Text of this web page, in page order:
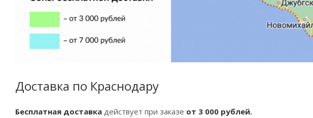
Доставка по Краснодару
Бесплатная доставка действует при заказе от 3 000 рублей.